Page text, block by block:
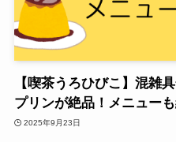
【喫茶うろひびこ】混雑
プリンが絶品！メニューも
2025年9月23日